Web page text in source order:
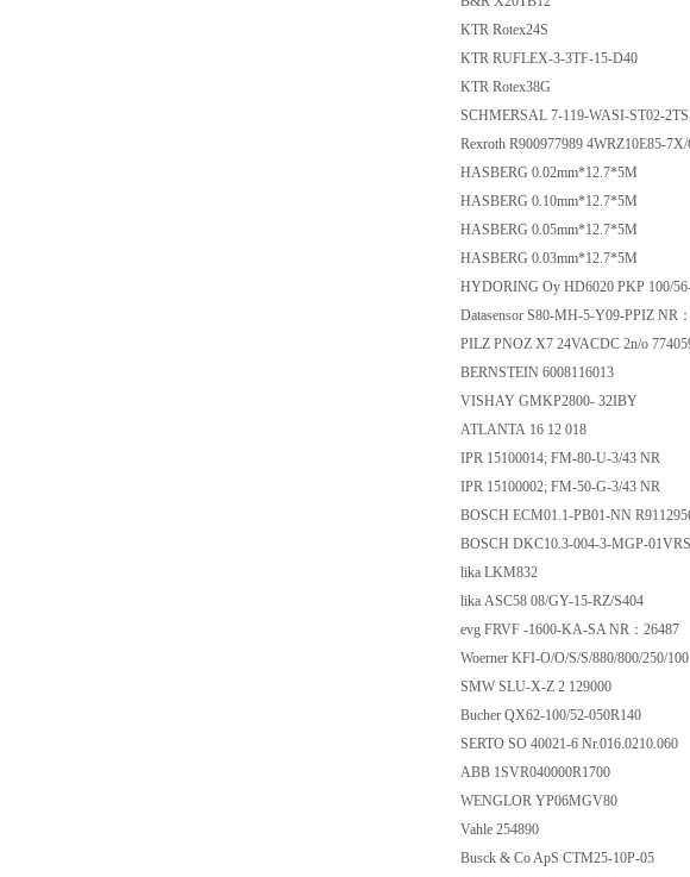
KTR Rotex24S
KTR RUFLEX-3-3TF-15-D40
KTR Rotex38G
SCHMERSAL 7-119-WASI-ST02-2TS
Rexroth R900977989 4WRZ10E85-
HASBERG 0.02mm*12.7*5M
HASBERG 0.10mm*12.7*5M
HASBERG 0.05mm*12.7*5M
HASBERG 0.03mm*12.7*5M
HYDORING Oy HD6020 PKP 100/
Datasensor S80-MH-5-Y09-PPIZ NR
PILZ PNOZ X7 24VACDC 2n/o
BERNSTEIN 6008116013
VISHAY GMKP2800- 32IBY
ATLANTA 16 12 018
IPR 15100014; FM-80-U-3/43 NR
IPR 15100002; FM-50-G-3/43 NR
BOSCH ECM01.1-PB01-NN
BOSCH DKC10.3-004-3-MGP-
lika LKM832
lika ASC58 08/GY-15-RZ/S404
evg FRVF -1600-KA-SA NR：26487
Woerner KFI-O/O/S/S/880/800/250/100
SMW SLU-X-Z 2 129000
Bucher QX62-100/52-050R140
SERTO SO 40021-6 Nr.016.0210.060
ABB 1SVR040000R1700
WENGLOR YP06MGV80
Vahle 254890
Busck & Co ApS CTM25-10P-05